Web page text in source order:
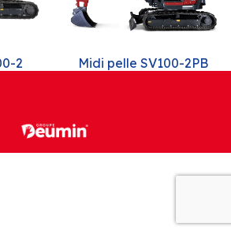
2 Midi pelle SV100-2PB